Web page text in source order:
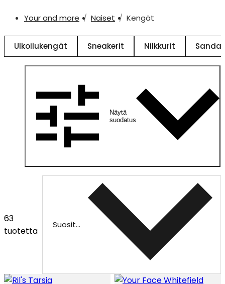
Your and more Naiset Kengät
Ulkoilukengät Sneakerit Nilkkurit
Näytä
suodatus
63
tuotetta
Suositeltu